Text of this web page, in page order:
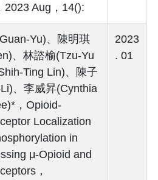
2023 Aug，14():
Yu)、陳明琪
、林諮榆(Tzu-Yu
Ting Lin)、陳子
、李威昇(Cynthia
，Opioid-
Localization
in
μ-Opioid and
，
2023
. 01